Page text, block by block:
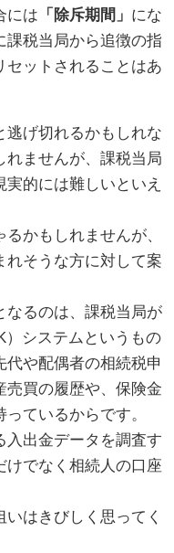
には 「除斥期間」 にな
課税当局から追徴の指
セットされることはあ
逃げ切れるかもしれな
れませんが、課税当局
的には難しいといえ
かもしれませんが、
れそうな方に対して案
なるのは、課税当局が
）システムというもの
や配偶者の相続税申
売買の履歴や、保険金
ているからです。
入出金データを調査す
けでなく相続人の口座
はきびしく思ってく